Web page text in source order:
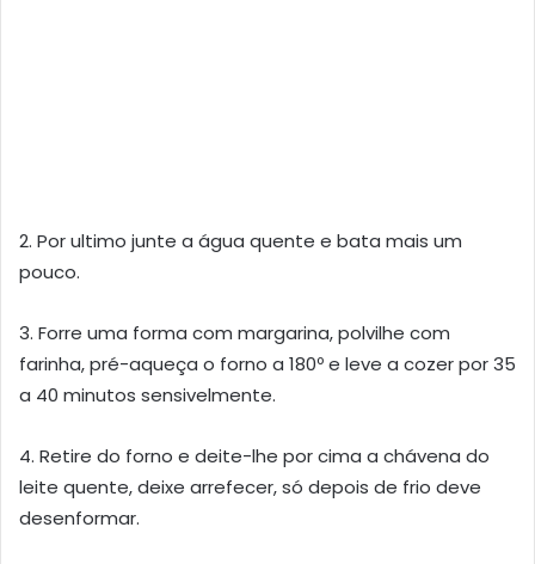
2. Por ultimo junte a água quente e bata mais um
pouco.
3. Forre uma forma com margarina, polvilhe com
farinha, pré-aqueça o forno a 180º e leve a cozer por 35
a 40 minutos sensivelmente.
4. Retire do forno e deite-lhe por cima a chávena do
leite quente, deixe arrefecer, só depois de frio deve
desenformar.